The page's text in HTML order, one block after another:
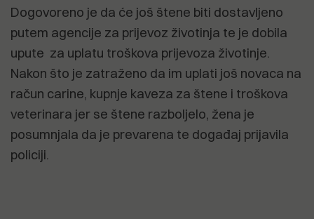
Dogovoreno je da će još štene biti dostavljeno
putem agencije za prijevoz životinja te je dobila
upute za uplatu troškova prijevoza životinje.
Nakon što je zatraženo da im uplati još novaca na
račun carine, kupnje kaveza za štene i troškova
veterinara jer se štene razboljelo, žena je
posumnjala da je prevarena te događaj prijavila
policiji.